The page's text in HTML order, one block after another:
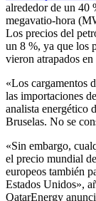
alrededor de un 40
megavatio-hora
Los precios del
un 8 %, ya que los
vieron atrapados
«Los cargamentos
las importaciones
analista energético
Bruselas. No se
«Sin embargo,
el precio mundial
europeos también
Estados Unidos»,
QatarEnergy